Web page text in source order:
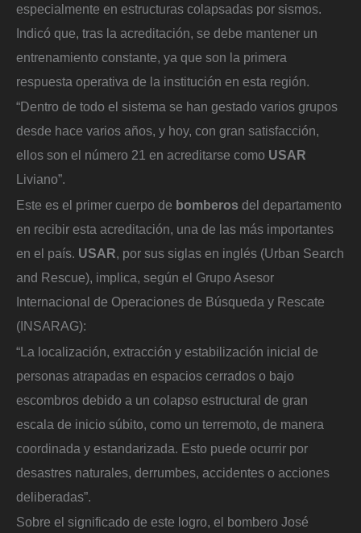
especialmente en estructuras colapsadas por sismos.
Indicó que, tras la acreditación, se debe mantener un
entrenamiento constante, ya que son la primera
respuesta operativa de la institución en esta región.
“Dentro de todo el sistema se han gestado varios grupos
desde hace varios años, y hoy, con gran satisfacción,
ellos son el número 21 en acreditarse como USAR
Liviano”.
Este es el primer cuerpo de bomberos del departamento
en recibir esta acreditación, una de las más importantes
en el país. USAR, por sus siglas en inglés (Urban Search
and Rescue), implica, según el Grupo Asesor
Internacional de Operaciones de Búsqueda y Rescate
(INSARAG):
“La localización, extracción y estabilización inicial de
personas atrapadas en espacios cerrados o bajo
escombros debido a un colapso estructural de gran
escala de inicio súbito, como un terremoto, de manera
coordinada y estandarizada. Esto puede ocurrir por
desastres naturales, derrumbes, accidentes o acciones
deliberadas”.
Sobre el significado de este logro, el bombero José